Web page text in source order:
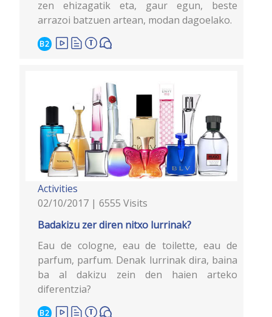
zen ehizagatik eta, gaur egun, beste
arrazoi batzuen artean, modan dagoelako.
B2
Activities
02/10/2017 | 6555 Visits
Badakizu zer diren nitxo lurrinak?
Eau de cologne, eau de toilette, eau de
parfum, parfum. Denak lurrinak dira, baina
ba al dakizu zein den haien arteko
diferentzia?
B2